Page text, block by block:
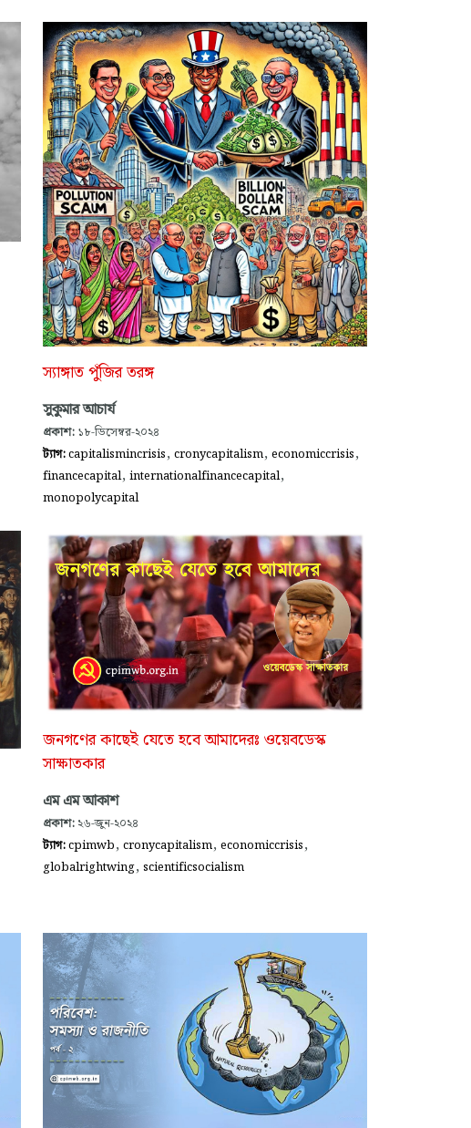
স্যাঙ্গাত পুঁজির তরঙ্গ
সুকুমার আচার্য
প্রকাশ: ১৮-ডিসেম্বর-২০২৪
ট্যাগ:capitalismincrisis, cronycapitalism, economiccrisis,
financecapital, internationalfinancecapital,
monopolycapital
জনগণের কাছেই যেতে হবে আমাদেরঃ ওয়েবডেস্ক
সাক্ষাতকার
এম এম আকাশ
প্রকাশ: ২৬-জুন-২০২৪
ট্যাগ:cpimwb, cronycapitalism, economiccrisis,
globalrightwing, scientificsocialism